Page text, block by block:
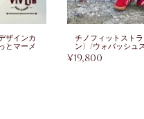
ザインカ
とマーメ
チノフィットスト
ン〉/ウォバッシュ
¥19,800